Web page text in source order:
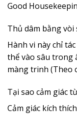
Good
Thủ dâm bằng
Hành vi này chỉ
thể vào sâu trong
màng trinh (Theo
Tại sao cảm giác
Cảm giác kích